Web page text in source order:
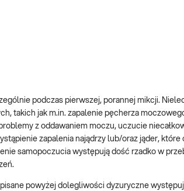
podczas pierwszej, porannej mikcji.
takich jak m.in. zapalenie pęcherza
z oddawaniem moczu, uczucie
zapalenia najądrzy lub/oraz jąder, które
samopoczucia występują dość rzadko w
powyżej dolegliwości dyzuryczne